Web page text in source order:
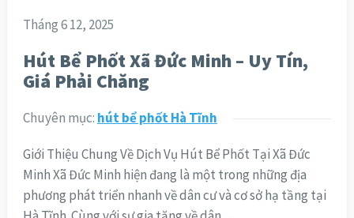
Tháng 6 12, 2025
Hút Bể Phốt Xã Đức Minh – Uy Tín,
Giá Phải Chăng
Chuyên mục: hút bể phốt Hà Tĩnh
Giới Thiệu Chung Về Dịch Vụ Hút Bể Phốt Tại Xã Đức
Minh Xã Đức Minh hiện đang là một trong những địa
phương phát triển nhanh về dân cư và cơ sở hạ tầng tại